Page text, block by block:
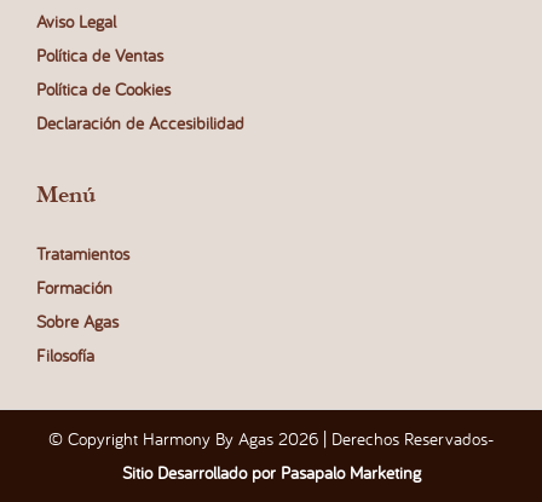
Aviso Legal
Política de Ventas
Política de Cookies
Declaración de Accesibilidad
Menú
Tratamientos
Formación
Sobre Agas
Filosofía
© Copyright Harmony By Agas 2026 | Derechos Reservados-
Sitio Desarrollado por Pasapalo Marketing